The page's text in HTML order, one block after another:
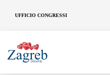
UFFICIO CONGRESSI